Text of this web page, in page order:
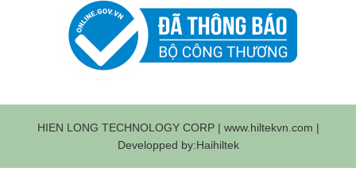
HIEN LONG TECHNOLOGY CORP | www.hiltekvn.com |
Developped by:Haihiltek